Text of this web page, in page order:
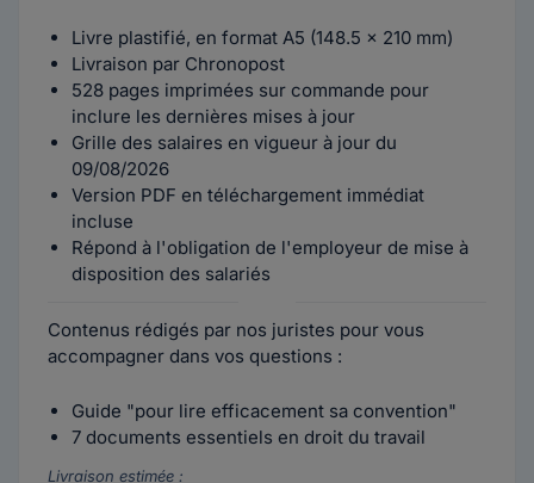
Livre plastifié, en format A5 (148.5 x 210 mm)
Livraison par Chronopost
528 pages imprimées sur commande pour
inclure les dernières mises à jour
Grille des salaires en vigueur à jour du
09/08/2026
Version PDF en téléchargement immédiat
incluse
Répond à l'obligation de l'employeur de mise à
disposition des salariés
Contenus rédigés par nos juristes pour vous
accompagner dans vos questions :
Guide "pour lire efficacement sa convention"
7 documents essentiels en droit du travail
Livraison estimée :